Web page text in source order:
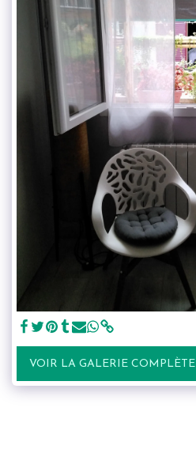
VOIR LA GALERIE COMPLÈTE